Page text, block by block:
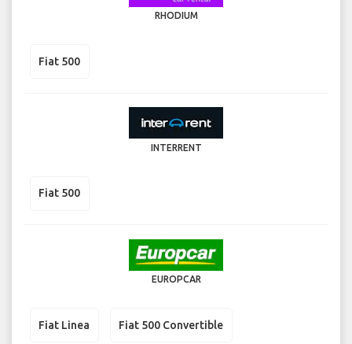
RHODIUM
Fiat 500
INTERRENT
Fiat 500
EUROPCAR
Fiat Linea Fiat 500 Convertible